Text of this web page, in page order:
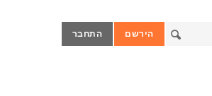
הירשם התחבר